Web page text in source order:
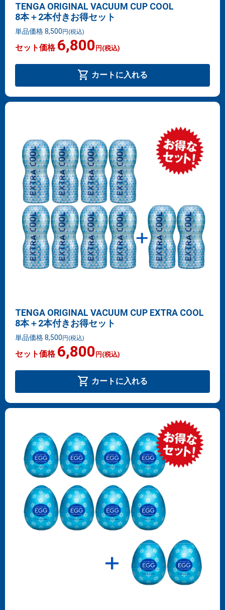
TENGA ORIGINAL VACUUM CUP COOL
8本＋2本付きお得セット
単品価格 8,500円(税込)
セット価格 6,800円(税込)
shopping_cart カートに入れる
TENGA ORIGINAL VACUUM CUP EXTRA COOL
8本＋2本付きお得セット
単品価格 8,500円(税込)
セット価格 6,800円(税込)
shopping_cart カートに入れる